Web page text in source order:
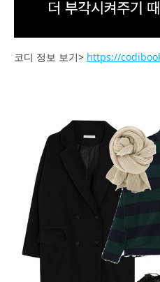
코디 정보 보기> https://